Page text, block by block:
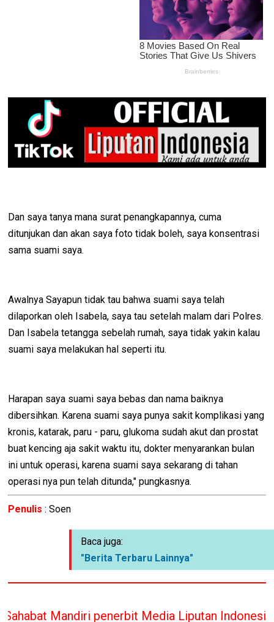
Dan saya tanya mana surat penangkapannya, cuma
ditunjukan dan akan saya foto tidak boleh, saya konsentrasi
sama suami saya.
Awalnya Sayapun tidak tau bahwa suami saya telah
dilaporkan oleh Isabela, saya tau setelah malam dari Polres.
Dan Isabela tetangga sebelah rumah, saya tidak yakin kalau
suami saya melakukan hal seperti itu.
Harapan saya suami saya bebas dan nama baiknya
dibersihkan. Karena suami saya punya sakit komplikasi yang
kronis, katarak, paru - paru, glukoma sudah akut dan prostat
buat kencing aja sakit waktu itu, dokter menyarankan bulan
ini untuk operasi, karena suami saya sekarang di tahan
operasi nya pun telah ditunda," pungkasnya.
Penulis : Soen
Baca juga:
"Berita Terbaru Lainnya"
penerbit Media Liputan Indonesia hanya